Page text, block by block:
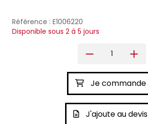
Référence : E1006220
Disponible sous 2 à 5 jours
Je commande
J'ajoute au devis